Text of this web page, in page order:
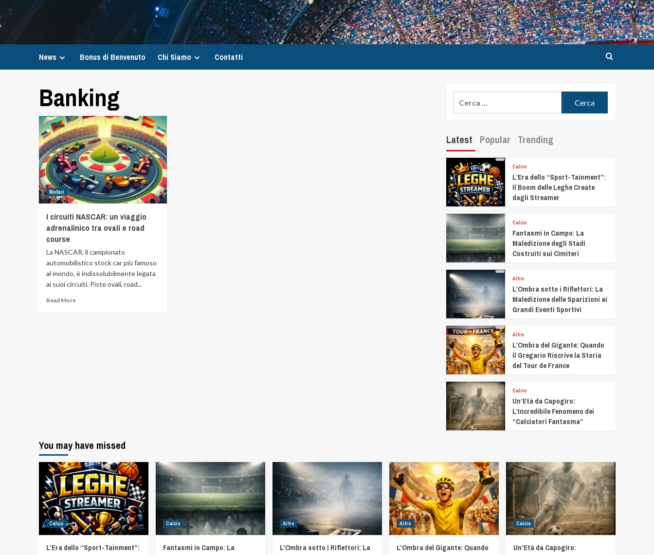
News Bonus di Benvenuto Chi Siamo Contatti
Banking
Motori
I circuiti NASCAR: un viaggio
adrenalinico tra ovali e road
course
La NASCAR, il campionato
automobilistico stock car più famoso
al mondo, è indissolubilmente legata
ai suoi circuiti. Piste ovali, road...
Read More
Latest Popular Trending
Calcio
L’Era dello “Sport-Tainment”:
Il Boom delle Leghe Create
dagli Streamer
Calcio
Fantasmi in Campo: La
Maledizione degli Stadi
Costruiti sui Cimiteri
Altro
L’Ombra sotto i Riflettori: La
Maledizione delle Sparizioni ai
Grandi Eventi Sportivi
Altro
L’Ombra del Gigante: Quando
il Gregario Riscrive la Storia
del Tour de France
Calcio
Un’Età da Capogiro:
L’Incredibile Fenomeno dei
“Calciatori Fantasma”
You may have missed
Calcio
L’Era dello “Sport-Tainment”:
Calcio
Fantasmi in Campo: La
Altro
L’Ombra sotto i Riflettori: La
Altro
L’Ombra del Gigante: Quando
Calcio
Un’Età da Capogiro: